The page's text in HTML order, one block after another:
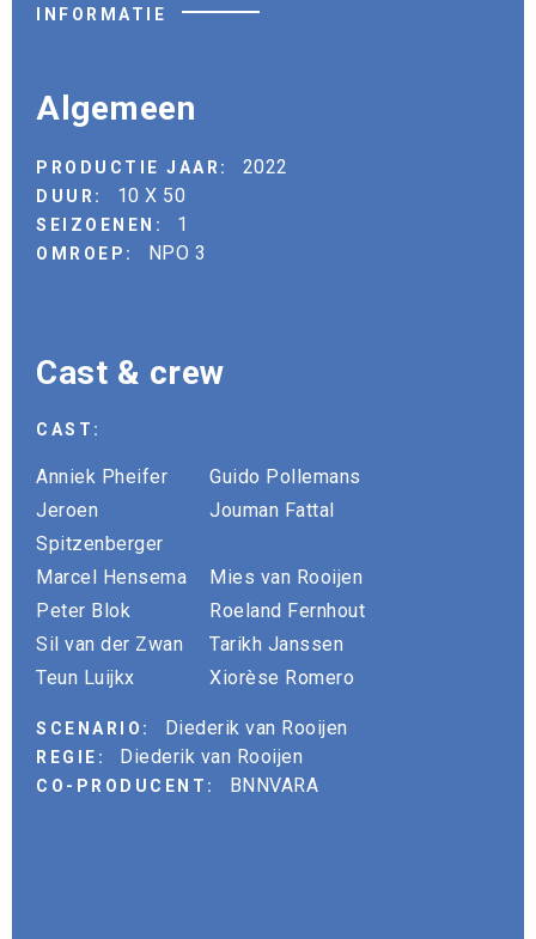
INFORMATIE
Algemeen
PRODUCTIE JAAR: 2022
DUUR: 10 X 50
SEIZOENEN: 1
OMROEP: NPO 3
Cast & crew
CAST:
Anniek Pheifer
Guido Pollemans
Jeroen
Spitzenberger
Jouman Fattal
Marcel Hensema
Mies van Rooijen
Peter Blok
Roeland Fernhout
Sil van der Zwan
Tarikh Janssen
Teun Luijkx
Xiorèse Romero
SCENARIO: Diederik van Rooijen
REGIE: Diederik van Rooijen
CO-PRODUCENT: BNNVARA